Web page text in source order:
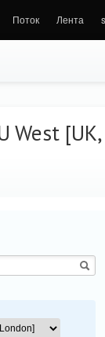
Поток Лента
West